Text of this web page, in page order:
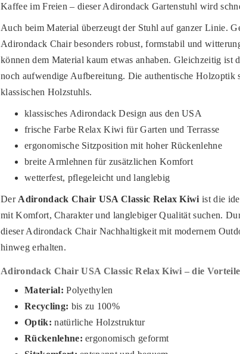
Kaffee im Freien – dieser Adirondack Gartenstuhl wird
Auch beim Material überzeugt der Stuhl auf ganzer Linie.
Adirondack Chair besonders robust, formstabil und
können dem Material kaum etwas anhaben. Gleichzeitig ist
noch aufwendige Aufbereitung. Die authentische Holzoptik
klassischen Holzstuhls.
klassisches Adirondack Design aus den USA
frische Farbe Relax Kiwi für Garten und Terrasse
ergonomische Sitzposition mit hoher Rückenlehne
breite Armlehnen für zusätzlichen Komfort
wetterfest, pflegeleicht und langlebig
Der Adirondack Chair USA Classic Relax Kiwi ist die
mit Komfort, Charakter und langlebiger Qualität suchen.
dieser Adirondack Chair Nachhaltigkeit mit modernem
hinweg erhalten.
Adirondack Chair USA Classic Relax Kiwi – die
Material: Polyethylen
Recycling: bis zu 100%
Optik: natürliche Holzstruktur
Rückenlehne: ergonomisch geformt